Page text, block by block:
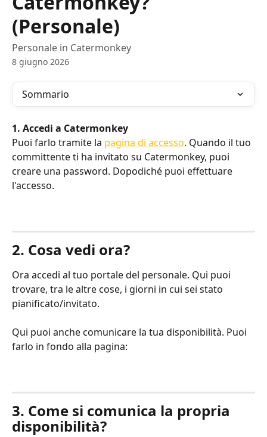
(Personale)
Personale in Catermonkey
8 giugno 2026
Sommario
1. Accedi a Catermonkey
Puoi farlo tramite la pagina di accesso. Quando il tuo
committente ti ha invitato su Catermonkey, puoi
creare una password. Dopodiché puoi effettuare
l'accesso.
2. Cosa vedi ora?
Ora accedi al tuo portale del personale. Qui puoi
trovare, tra le altre cose, i giorni in cui sei stato
pianificato/invitato.
Qui puoi anche comunicare la tua disponibilità. Puoi
farlo in fondo alla pagina:
3. Come si comunica la propria
disponibilità?